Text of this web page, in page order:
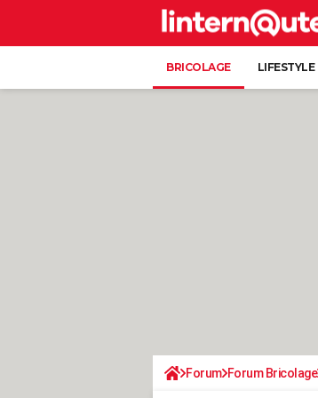
BRICOLAGE LIFESTYLE
Forum Forum Bricolage